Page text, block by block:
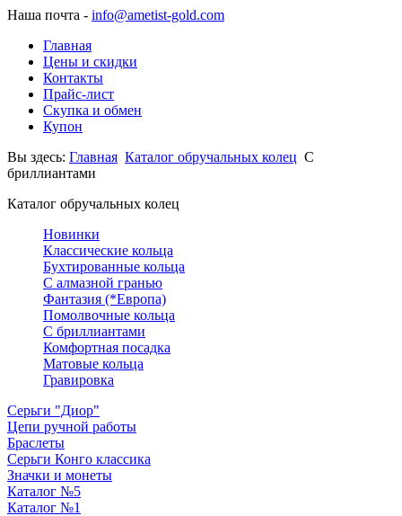
Наша почта - info@ametist-gold.com
Главная
Цены и скидки
Контакты
Прайс-лист
Скупка и обмен
Купон
Вы здесь: Главная Каталог обручальных колец С
бриллиантами
Каталог обручальных колец
Новинки
Классические кольца
Бухтированные кольца
С алмазной гранью
Фантазия (*Европа)
Помолвочные кольца
С бриллиантами
Комфортная посадка
Матовые кольца
Гравировка
Серьги "Диор"
Цепи ручной работы
Браслеты
Серьги Конго классика
Значки и монеты
Каталог №5
Каталог №1